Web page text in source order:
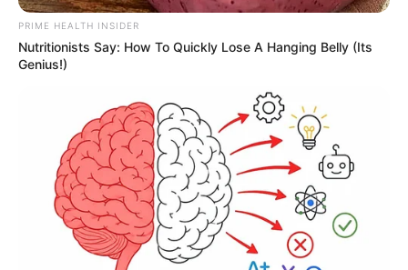
PRIME HEALTH INSIDER
Nutritionists Say: How To Quickly Lose A Hanging Belly (Its
Genius!)